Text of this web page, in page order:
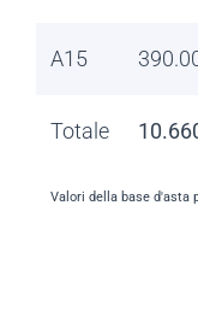
Valori della base d'asta
A15
Totale